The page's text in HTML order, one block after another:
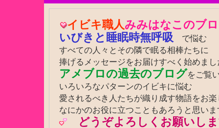
イビキ職人みみはなこのブ
いびきと睡眠時無呼吸
で悩む
すべての人々とその隣で眠る相棒たちに
捧げるメッセージをお届けすべく始めまし
アメブロの過去のブログをご覧
いろいろなパターンのイビキに悩む
愛されるべき人たちが織り成す物語をお
なにかのお役に立つこともあろうと思いま
どうぞよろしくお願いし